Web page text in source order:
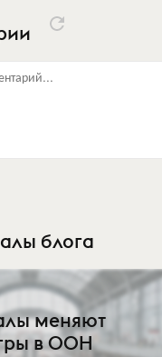
блога
меняют
в OOH